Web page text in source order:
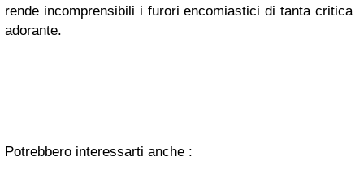
rende incomprensibili i furori encomiastici di tanta critica
adorante.
Potrebbero interessarti anche :